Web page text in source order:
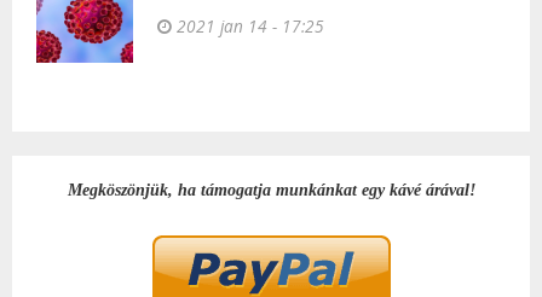
2021 jan 14 - 17:25
Megköszönjük, ha támogatja munkánkat egy kávé árával!